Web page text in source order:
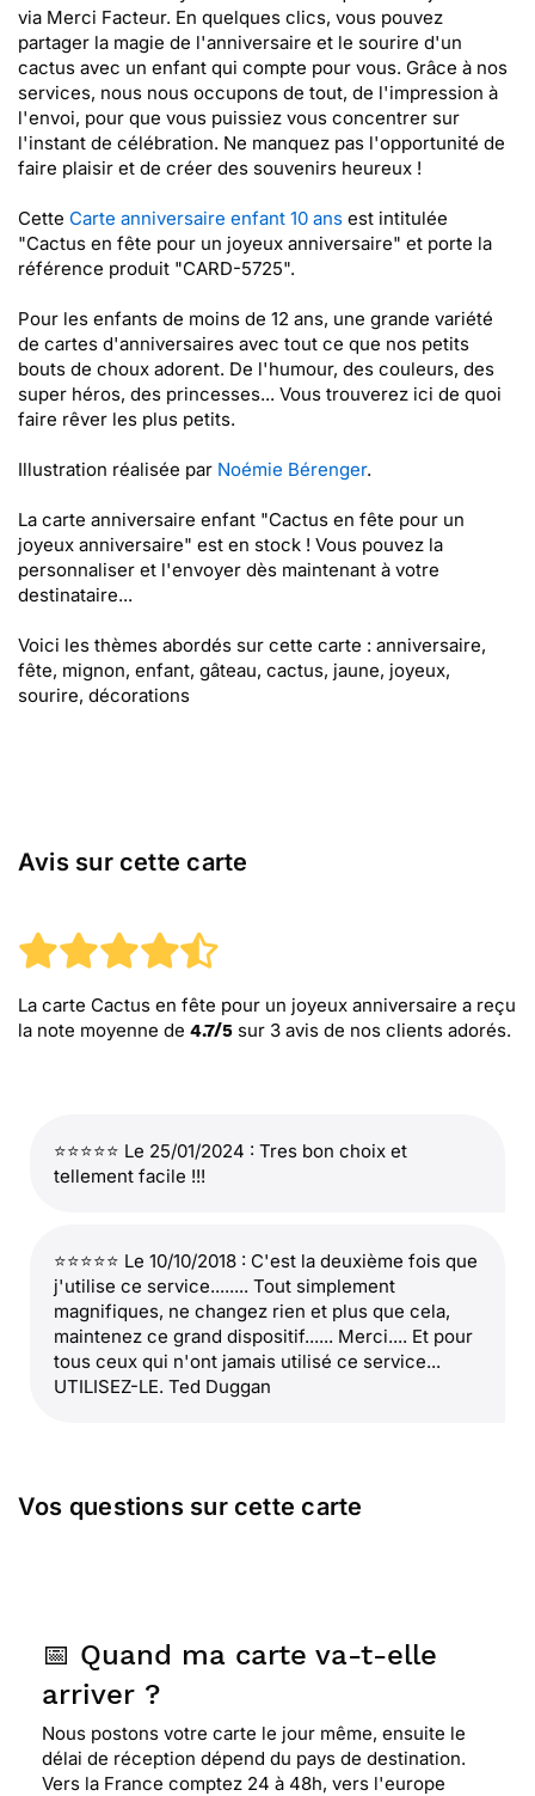
via Merci Facteur. En quelques clics, vous pouvez
partager la magie de l'anniversaire et le sourire d'un
cactus avec un enfant qui compte pour vous. Grâce à nos
services, nous nous occupons de tout, de l'impression à
l'envoi, pour que vous puissiez vous concentrer sur
l'instant de célébration. Ne manquez pas l'opportunité de
faire plaisir et de créer des souvenirs heureux !
Cette Carte anniversaire enfant 10 ans est intitulée
"Cactus en fête pour un joyeux anniversaire" et porte la
référence produit "CARD-5725".
Pour les enfants de moins de 12 ans, une grande variété
de cartes d'anniversaires avec tout ce que nos petits
bouts de choux adorent. De l'humour, des couleurs, des
super héros, des princesses... Vous trouverez ici de quoi
faire rêver les plus petits.
Illustration réalisée par Noémie Bérenger.
La carte anniversaire enfant "Cactus en fête pour un
joyeux anniversaire" est en stock ! Vous pouvez la
personnaliser et l'envoyer dès maintenant à votre
destinataire...
Voici les thèmes abordés sur cette carte : anniversaire,
fête, mignon, enfant, gâteau, cactus, jaune, joyeux,
sourire, décorations
Avis sur cette carte
La carte Cactus en fête pour un joyeux anniversaire a reçu
la note moyenne de 4.7/5 sur 3 avis de nos clients adorés.
⭐⭐⭐⭐⭐ Le 25/01/2024 : Tres bon choix et
tellement facile !!!
⭐⭐⭐⭐⭐ Le 10/10/2018 : C'est la deuxième fois que
j'utilise ce service........ Tout simplement
magnifiques, ne changez rien et plus que cela,
maintenez ce grand dispositif...... Merci.... Et pour
tous ceux qui n'ont jamais utilisé ce service...
UTILISEZ-LE. Ted Duggan
Vos questions sur cette carte
📅 Quand ma carte va-t-elle
arriver ?
Nous postons votre carte le jour même, ensuite le
délai de réception dépend du pays de destination.
Vers la France comptez 24 à 48h, vers l'europe